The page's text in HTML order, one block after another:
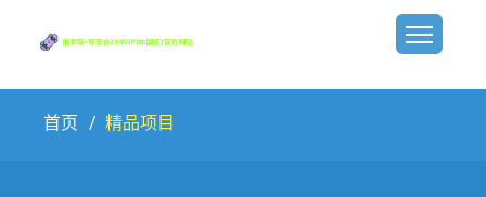
首页 精品项目